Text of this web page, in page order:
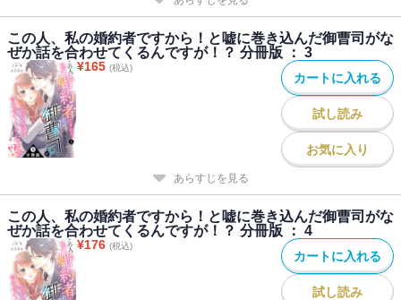
この人、私の婚約者ですから！と嘘に巻き込んだ御曹司がな
ぜか話を合わせてくるんですが！？ 分冊版 ： 3
¥165 (税込)
カートに入れる
試し読み
お気に入り
あらすじを見る
この人、私の婚約者ですから！と嘘に巻き込んだ御曹司がな
ぜか話を合わせてくるんですが！？ 分冊版 ： 4
¥176 (税込)
カートに入れる
試し読み